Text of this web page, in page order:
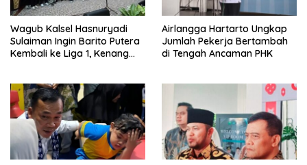
Wagub Kalsel Hasnuryadi
Sulaiman Ingin Barito Putera
Kembali ke Liga 1, Kenang
Airlangga Hartarto Ungkap
Jumlah Pekerja Bertambah
di Tengah Ancaman PHK